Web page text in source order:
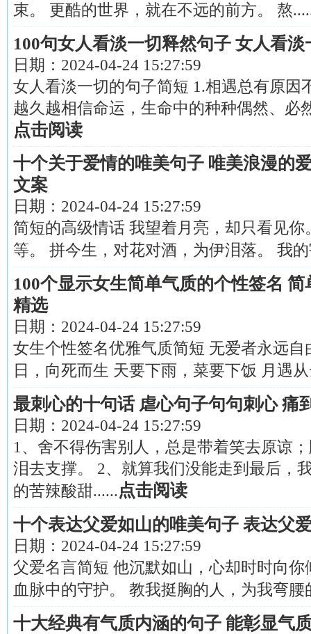
束。 更酷的世界，就在不远的前方。 熬
100句女人看淡一切释然句子 女人看
日期： 2024-04-24 15:27:59
女人看淡一切的句子简短 1.相遇总有原因
越久越相信命运，生命中的种种偶然、必
点击阅读
十个关于爱情的唯美句子 唯美浪漫的
文案
日期： 2024-04-24 15:27:59
简短的高级情话 我望着月亮，却只看见
等。 拼今生，对花对酒，为伊泪落。 我
100个显示女生简单气质的个性签名
精选
日期： 2024-04-24 15:27:59
女生个性签名优雅气质简短 无爱者永远
日，向死而生 天要下雨，菜要下饭 月遇
最刺心的十句话 虐心句子句句刺心 痛
日期： 2024-04-24 15:27:59
1、舍不得伤害别人，总是带着笑去原谅
泪去支撑。 2、就算我们没能走到最后，
的苦辣酸甜......点击阅读
十个表达父爱如山的唯美句子 表达父
日期： 2024-04-24 15:27:59
父爱名言简短 他沉默如山，心却时时向
血脉中的守护。 教我挺胸的人，为我弯腰
十大经典有气质内涵的句子 能彰显气